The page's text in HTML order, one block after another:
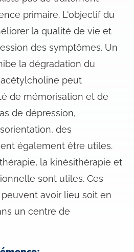
primaire. L'objectif du
la qualité de vie et
des symptômes. Un
la dégradation du
peut
de mémorisation et de
de dépression,
des
également être utiles.
la kinésithérapie et
sont utiles. Ces
avoir lieu soit en
un centre de